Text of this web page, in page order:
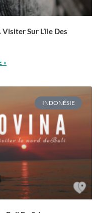
Sur L’ile Des
»
INDONÉSIE